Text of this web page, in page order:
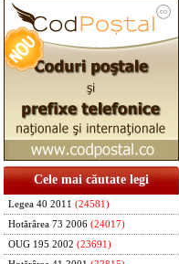
Cele mai căutate legi
Legea 40 2011 (24581)
Hotărârea 73 2006 (24017)
OUG 195 2002 (23691)